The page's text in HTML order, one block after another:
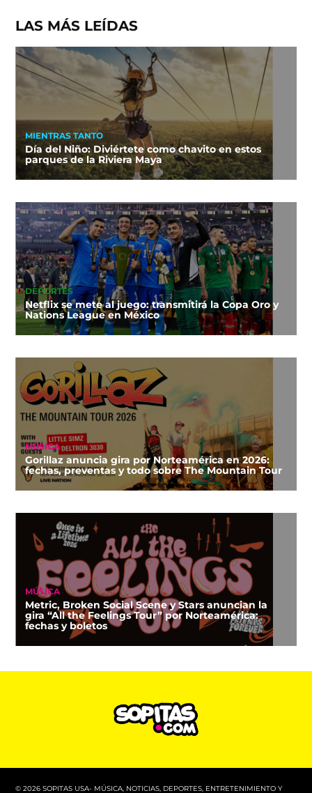
LAS MÁS LEÍDAS
MIENTRAS TANTO
Día del Niño: Diviértete como chavito en estos
parques de la Riviera Maya
DEPORTES
Netflix se mete al juego: transmitirá la Copa Oro y
Nations League en México
MÚSICA
Gorillaz anuncia gira por Norteamérica en 2026:
fechas, preventas y todo sobre The Mountain Tour
MÚSICA
Metric, Broken Social Scene y Stars anuncian la
gira “All the Feelings Tour” por Norteamérica:
fechas y boletos
© 2026 SOPITAS USA- MÚSICA, NOTICIAS, DEPORTES, ENTRETENIMIENTO Y